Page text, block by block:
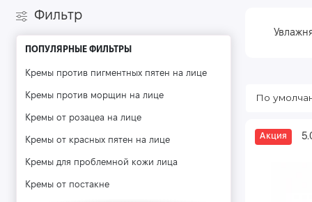
Фильтр
ПОПУЛЯРНЫЕ ФИЛЬТРЫ
Кремы против пигментных пятен на лице
Кремы против морщин на лице
Кремы от розацеа на лице
Кремы от красных пятен на лице
Кремы для проблемной кожи лица
Кремы от постакне
Акция